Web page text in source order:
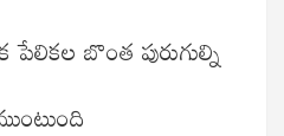
బొంత పురుగుల్ని